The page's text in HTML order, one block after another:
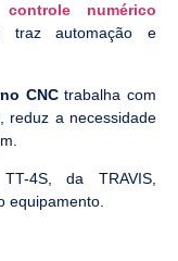
controle numérico
traz automação e
CNCtrabalha com
reduz a necessidade
4S, da TRAVIS,
equipamento.